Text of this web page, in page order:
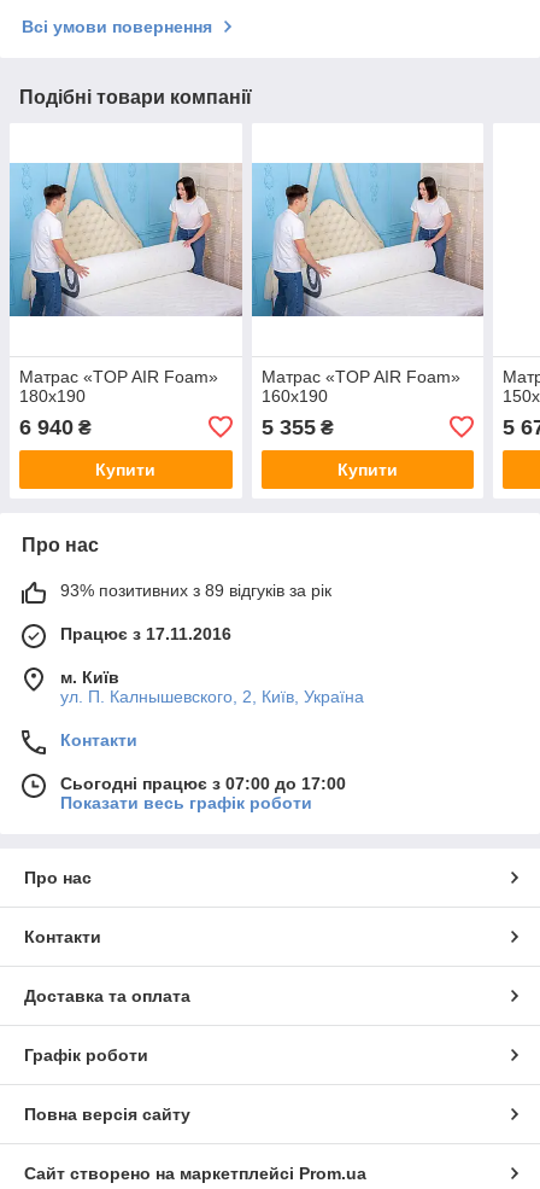
Всі умови повернення
Подібні товари компанії
Матрас «TOP AIR Foam»
180x190
6 940 ₴
Купити
Матрас «TOP AIR Foam»
160x190
5 355₴
Купити
5
Про нас
93% позитивних з 89 відгуків за рік
Працює з 17.11.2016
м. Київ
ул. П. Калнышевского, 2, Київ, Україна
Контакти
Сьогодні працює з 07:00 до 17:00
Показати весь графік роботи
Про нас
Контакти
Доставка та оплата
Графік роботи
Повна версія сайту
Сайт створено на маркетплейсі Prom.ua